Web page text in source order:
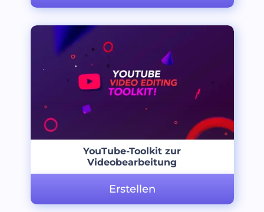
YouTube-Toolkit zur
Videobearbeitung
Erstellen